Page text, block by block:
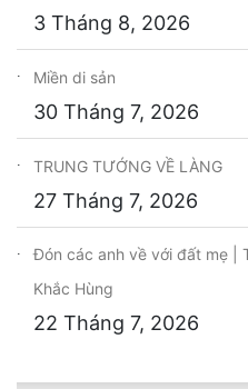
3 Tháng 8, 2026
Miền di sản
30 Tháng 7, 2026
TRUNG TƯỚNG VỀ LÀNG
27 Tháng 7, 2026
Đón các anh về với đất mẹ |
Khắc Hùng
22 Tháng 7, 2026